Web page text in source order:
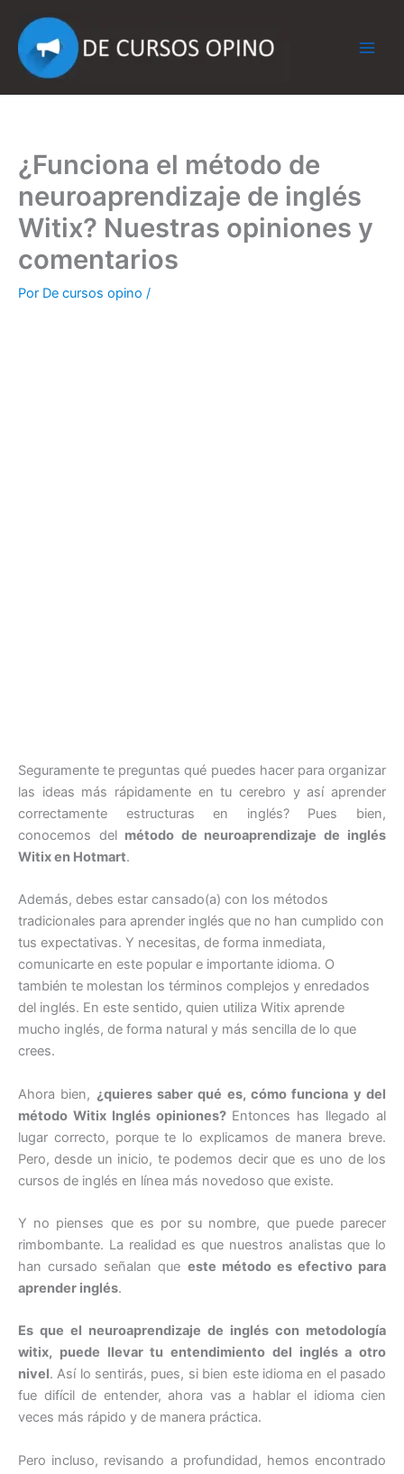
contenido
¿Funciona el método de
neuroaprendizaje de inglés
Witix? Nuestras opiniones y
comentarios
Por De cursos opino /
Seguramente te preguntas qué puedes hacer para organizar
las ideas más rápidamente en tu cerebro y así aprender
correctamente estructuras en inglés? Pues bien,
conocemos delmétodo de neuroaprendizaje de inglés
Witix en Hotmart.
Además, debes estar cansado(a) con los métodos
tradicionales para aprender inglés que no han cumplido con
tus expectativas. Y necesitas, de forma inmediata,
comunicarte en este popular e importante idioma. O
también te molestan los términos complejos y enredados
del inglés. En este sentido, quien utiliza Witix aprende
mucho inglés, de forma natural y más sencilla de lo que
crees.
Ahora bien, ¿quieres saber qué es, cómo funciona y del
método Witix Inglés opiniones?Entonces has llegado al
lugar correcto, porque te lo explicamos de manera breve.
Pero, desde un inicio, te podemos decir que es uno de los
cursos de inglés en línea más novedoso que existe.
Y no pienses que es por su nombre, que puede parecer
rimbombante. La realidad es que nuestros analistas que lo
han cursado señalan que este método es efectivo para
aprender inglés.
Es que el neuroaprendizaje de inglés con metodología
witix, puede llevar tu entendimiento del inglés a otro
nivel. Así lo sentirás, pues, si bien este idioma en el pasado
fue difícil de entender, ahora vas a hablar el idioma cien
veces más rápido y de manera práctica.
Pero incluso, revisando a profundidad, hemos encontrado